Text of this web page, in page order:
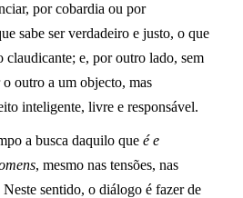
por cobardia ou por
sabe ser verdadeiro e justo, o que
claudicante; e, por outro lado, sem
outro a um objecto, mas
inteligente, livre e responsável.
a busca daquilo que é e
, mesmo nas tensões, nas
sentido, o diálogo é fazer de